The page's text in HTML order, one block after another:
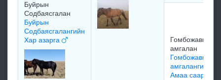
Буйрын
Содбаясгалан
Буйрын
Содбаясгалангийн
Хар азарга
Гомбожавын
амгалан
Гомбожавын
амгалангийн
Амаа саарал